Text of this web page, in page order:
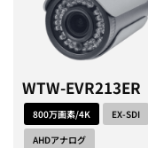
WTW-EVR213ER
800万画素/4K
EX-SDI
AHDアナログ